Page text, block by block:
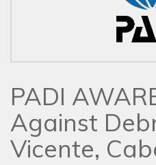
PADI
Against
Vicente,